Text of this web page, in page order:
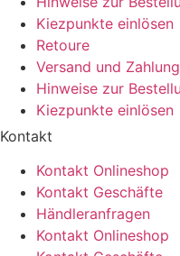
Kiezpunkte einlösen
Retoure
Versand und
Hinweise zur
Kiezpunkte einlösen
Kontakt​
Kontakt Onlineshop
Kontakt Geschäfte
Händleranfragen
Kontakt Onlineshop